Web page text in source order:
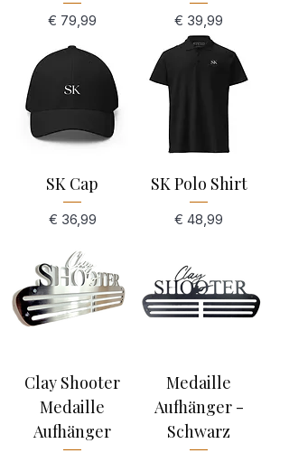
Preis
€ 79,99 Preis
€ 39,99
SK Cap
Preis
€ 36,99
SK Polo Shirt
Preis
€ 48,99
Clay Shooter
Medaille
Aufhänger
Medaille
Aufhänger -
Schwarz